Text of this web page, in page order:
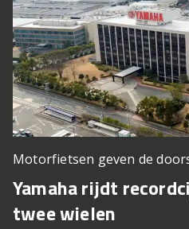
Motorfietsen geven de
Yamaha rijdt
twee wielen